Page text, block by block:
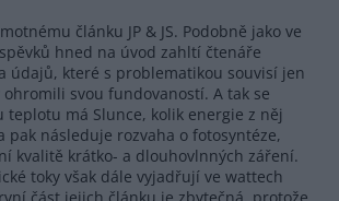
článku JP & JS. Podobně jako ve
hned na úvod zahltí čtenáře
údajů, které s problematikou souvisí jen
svou fundovaností. A tak se
teplotu má Slunce, kolik energie z něj
pak následuje rozvaha o fotosyntéze,
kvalitě krátko- a dlouhovlnných záření.
toky však dále vyjadřují ve wattech
část jejich článku je zbytečná, protože